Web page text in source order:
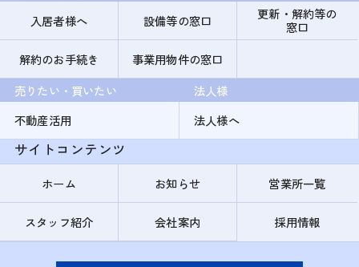
入居者様へ
設備等の窓口
更新・解約等の
窓口
解約のお手続き
事業用物件の窓口
売りたい・買いたい
不動産活用
法人様
法人様へ
サイトコンテンツ
ホーム お知らせ 営業所一覧
スタッフ紹介 会社案内 採用情報